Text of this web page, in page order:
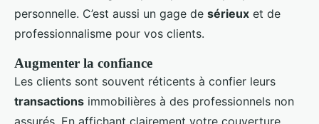
personnelle. C’est aussi un gage de sérieux et de
professionnalisme pour vos clients.
Augmenter la confiance
Les clients sont souvent réticents à confier leurs
transactions immobilières à des professionnels non
assurés. En affichant clairement votre couverture